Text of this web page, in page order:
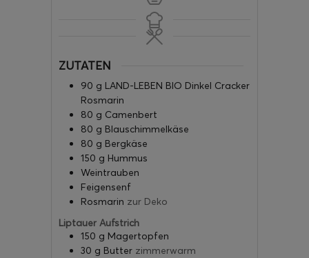
ZUTATEN
90 g LAND-LEBEN BIO Dinkel Cracker
Rosmarin
80 g Camenbert
80 g Blauschimmelkäse
80 g Bergkäse
150 g Hummus
Weintrauben
Feigensenf
Rosmarin zur Deko
Liptauer Aufstrich
150 g Magertopfen
30 g Butter zimmerwarm